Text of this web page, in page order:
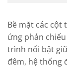
Bề mặt các cột
ứng phản
trình nổi bật
đêm, hệ thống